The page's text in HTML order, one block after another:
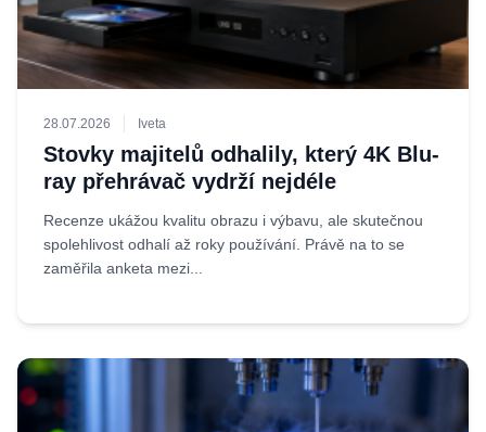
28.07.2026 Iveta
Stovky majitelů odhalily, který 4K Blu-
ray přehrávač vydrží nejdéle
Recenze ukážou kvalitu obrazu i výbavu, ale skutečnou
spolehlivost odhalí až roky používání. Právě na to se
zaměřila anketa mezi...